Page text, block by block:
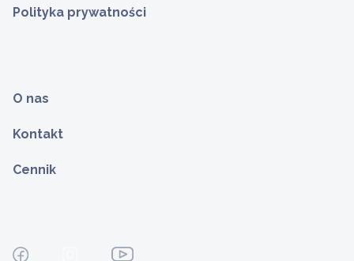
Polityka prywatności
O nas
Kontakt
Cennik